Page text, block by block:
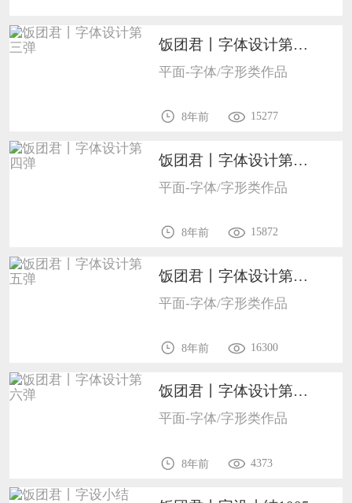
饭团君丨字体设计第三弹1005
平面-字体/字形类作品
8年前 15277
饭团君丨字体设计第四弹1005
平面-字体/字形类作品
8年前 15872
饭团君丨字体设计第五弹1005
平面-字体/字形类作品
8年前 16300
饭团君丨字体设计第六弹1005
平面-字体/字形类作品
8年前 4373